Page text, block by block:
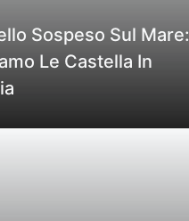
Sospeso Sul Mare:
Le Castella In